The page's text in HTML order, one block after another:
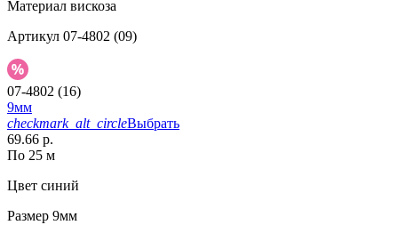
Материал вискоза
Артикул 07-4802 (09)
07-4802 (16)
9мм
checkmark_alt_circleВыбрать
69.66 р.
По 25 м
Цвет синий
Размер 9мм